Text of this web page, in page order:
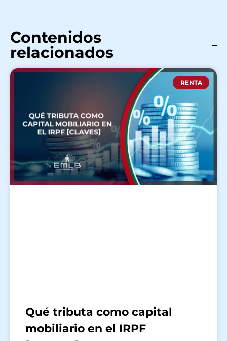
Contenidos
relacionados
RENTA
Qué tributa como capital
mobiliario en el IRPF